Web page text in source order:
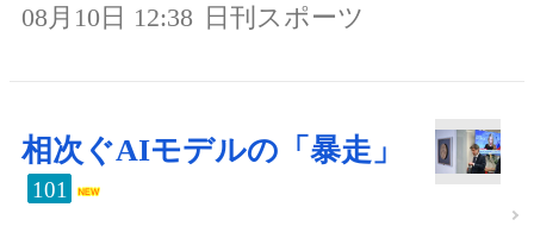
08月10日 12:38 日刊スポーツ
相次ぐAIモデルの「暴走」
101